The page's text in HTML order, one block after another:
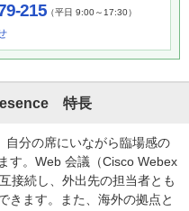
215（平日 9:00～17:30）
特長
自分の席にいながら臨場感の
す。Web 会議（Cisco Webex
接続し、外出先の担当者とも
きます。また、海外の拠点と